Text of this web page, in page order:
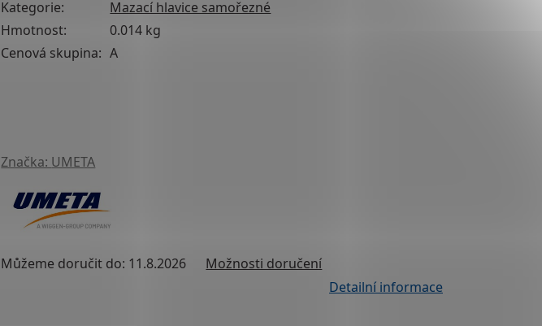
Značka: UMETA
Můžeme doručit do: 11.8.2026 Možnosti doručení
Detailní informace
Kategorie:
Mazací hlavice samořezné
Hmotnost:
0.014 kg
Cenová skupina: A